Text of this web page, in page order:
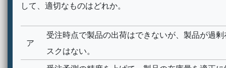
して、適切なものはどれか。
ア
受注時点で製品の出荷はできないが、製品が過
スクはない。